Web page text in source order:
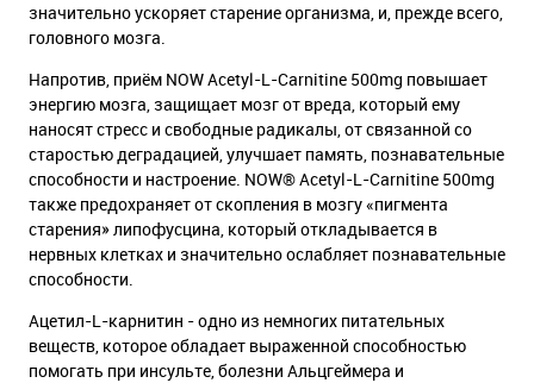
значительно ускоряет старение организма, и, прежде всего,
головного мозга.
Напротив, приём NOW Acetyl-L-Carnitine 500mg повышает
энергию мозга, защищает мозг от вреда, который ему
наносят стресс и свободные радикалы, от связанной со
старостью деградацией, улучшает память, познавательные
способности и настроение. NOW® Acetyl-L-Carnitine 500mg
также предохраняет от скопления в мозгу «пигмента
старения» липофусцина, который откладывается в
нервных клетках и значительно ослабляет познавательные
способности.
Ацетил-L-карнитин - одно из немногих питательных
веществ, которое обладает выраженной способностью
помогать при инсульте, болезни Альцгеймера и